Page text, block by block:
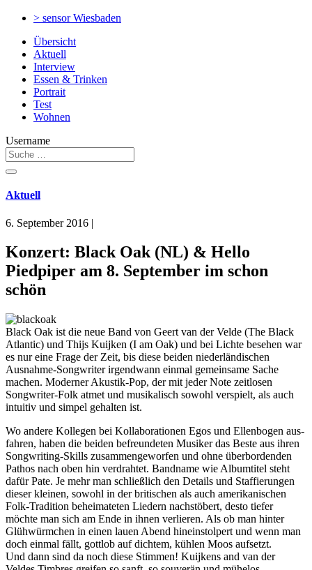
> sensorWiesbaden
Übersicht
Aktuell
Interview
Essen & Trinken
Portrait
Test
Wohnen
Username
Aktuell
6. September 2016 |
Konzert: Black Oak (NL) & Hello
Piedpiper am 8. September im schon
schön
Black Oak ist die neue Band von Geert van der Velde (The Black
Atlantic) und Thijs Kuijken (I am Oak) und bei Lichte besehen war
es nur eine Frage der Zeit, bis diese beiden niederländischen
Ausnahme-Songwriter irgendwann einmal gemeinsame Sache
machen. Moderner Akustik-Pop, der mit jeder Note zeitlosen
Songwriter-Folk atmet und musikalisch sowohl verspielt, als auch
intuitiv und simpel gehalten ist.
Wo andere Kollegen bei Kollaborationen Egos und Ellenbogen aus-
fahren, haben die beiden befreundeten Musiker das Beste aus ihren
Songwriting-Skills zusammengeworfen und ohne überbordenden
Pathos nach oben hin verdrahtet. Bandname wie Albumtitel steht
dafür Pate. Je mehr man schließlich den Details und Staffierungen
dieser kleinen, sowohl in der britischen als auch amerikanischen
Folk-Tradition beheimateten Liedern nachstöbert, desto tiefer
möchte man sich am Ende in ihnen verlieren. Als ob man hinter
Glühwürmchen in einen lauen Abend hineinstolpert und wenn man
doch einmal fällt, gottlob auf dichtem, kühlen Moos aufsetzt.
Und dann sind da noch diese Stimmen! Kuijkens and van der